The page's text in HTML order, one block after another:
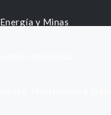
Energía y Minas